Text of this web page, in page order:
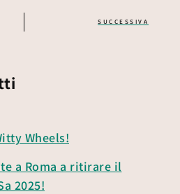
SUCCESSIVA
Wheels!
a Roma a ritirare il
2025!